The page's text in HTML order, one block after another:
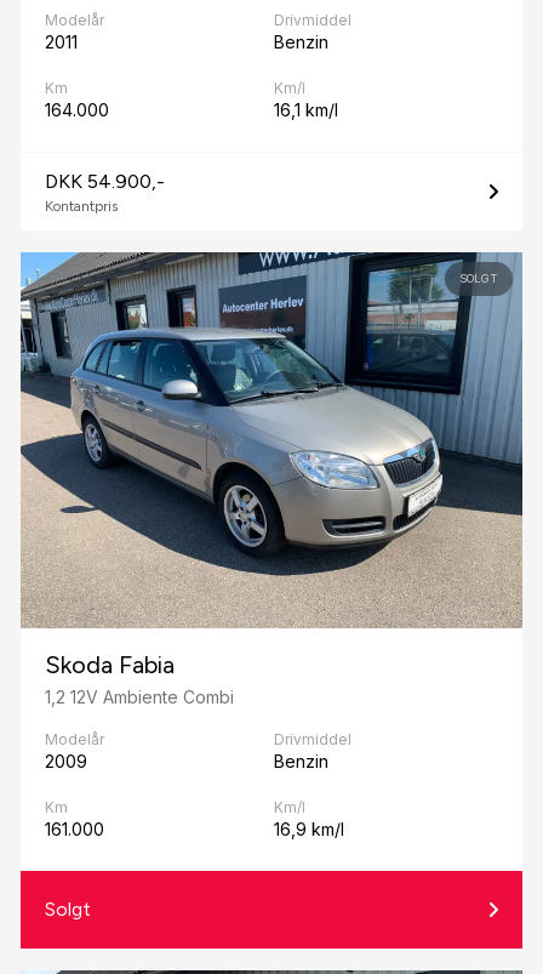
Modelår
2011
Drivmiddel
Benzin
Km
164.000
Km/l
16,1 km/l
DKK 54.900,-
Kontantpris
SOLGT
Skoda Fabia
1,2 12V Ambiente Combi
Modelår
2009
Drivmiddel
Benzin
Km
161.000
Km/l
16,9 km/l
Solgt